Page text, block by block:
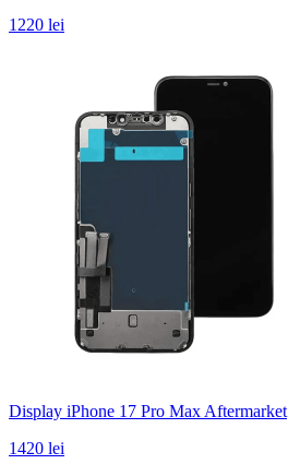
1220 lei
Display iPhone 17 Pro Max Aftermarket
1420 lei